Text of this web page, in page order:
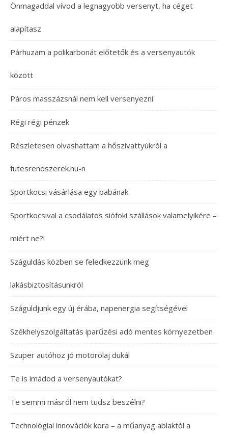
Önmagaddal vívod a legnagyobb versenyt, ha céget
alapítasz
Párhuzam a polikarbonát előtetők és a versenyautók
között
Páros masszázsnál nem kell versenyezni
Régi régi pénzek
Részletesen olvashattam a hőszivattyúkról a
futesrendszerek.hu-n
Sportkocsi vásárlása egy babának
Sportkocsival a csodálatos siófoki szállások valamelyikére –
miért ne?!
Száguldás közben se feledkezzünk meg
lakásbiztosításunkról
Száguldjunk egy új érába, napenergia segítségével
Székhelyszolgáltatás iparűzési adó mentes környezetben
Szuper autóhoz jó motorolaj dukál
Te is imádod a versenyautókat?
Te semmi másról nem tudsz beszélni?
Technológiai innovációk kora – a műanyag ablaktól a